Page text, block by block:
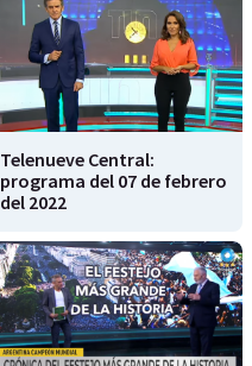
Telenueve Central:
programa del 07 de febrero
del 2022